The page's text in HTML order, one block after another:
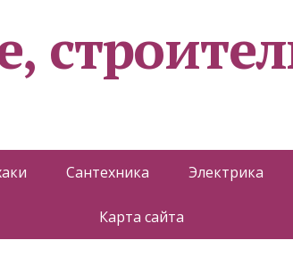
Сантехника Электрика
Карта сайта